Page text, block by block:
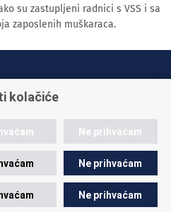
su zastupljeni radnici s VSS i sa
zaposlenih muškaraca.
+385 1 45 95 011
pitanje
kolačiće
Ne prihvaćam
Ne prihvaćam
Ne prihvaćam